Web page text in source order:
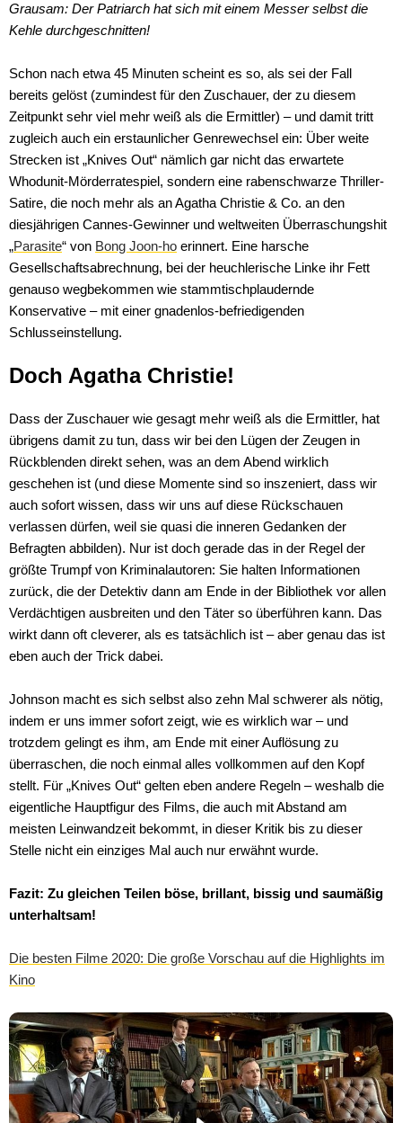
Grausam: Der Patriarch hat sich mit einem Messer selbst die
Kehle durchgeschnitten!
Schon nach etwa 45 Minuten scheint es so, als sei der Fall
bereits gelöst (zumindest für den Zuschauer, der zu diesem
Zeitpunkt sehr viel mehr weiß als die Ermittler) – und damit tritt
zugleich auch ein erstaunlicher Genrewechsel ein: Über weite
Strecken ist „Knives Out“ nämlich gar nicht das erwartete
Whodunit-Mörderratespiel, sondern eine rabenschwarze Thriller-
Satire, die noch mehr als an Agatha Christie & Co. an den
diesjährigen Cannes-Gewinner und weltweiten Überraschungshit
„Parasite“ von Bong Joon-ho erinnert. Eine harsche
Gesellschaftsabrechnung, bei der heuchlerische Linke ihr Fett
genauso wegbekommen wie stammtischplaudernde
Konservative – mit einer gnadenlos-befriedigenden
Schlusseinstellung.
Doch Agatha Christie!
Dass der Zuschauer wie gesagt mehr weiß als die Ermittler, hat
übrigens damit zu tun, dass wir bei den Lügen der Zeugen in
Rückblenden direkt sehen, was an dem Abend wirklich
geschehen ist (und diese Momente sind so inszeniert, dass wir
auch sofort wissen, dass wir uns auf diese Rückschauen
verlassen dürfen, weil sie quasi die inneren Gedanken der
Befragten abbilden). Nur ist doch gerade das in der Regel der
größte Trumpf von Kriminalautoren: Sie halten Informationen
zurück, die der Detektiv dann am Ende in der Bibliothek vor allen
Verdächtigen ausbreiten und den Täter so überführen kann. Das
wirkt dann oft cleverer, als es tatsächlich ist – aber genau das ist
eben auch der Trick dabei.
Johnson macht es sich selbst also zehn Mal schwerer als nötig,
indem er uns immer sofort zeigt, wie es wirklich war – und
trotzdem gelingt es ihm, am Ende mit einer Auflösung zu
überraschen, die noch einmal alles vollkommen auf den Kopf
stellt. Für „Knives Out“ gelten eben andere Regeln – weshalb die
eigentliche Hauptfigur des Films, die auch mit Abstand am
meisten Leinwandzeit bekommt, in dieser Kritik bis zu dieser
Stelle nicht ein einziges Mal auch nur erwähnt wurde.
Fazit: Zu gleichen Teilen böse, brillant, bissig und saumäßig
unterhaltsam!
Die besten Filme 2020: Die große Vorschau auf die Highlights im
Kino